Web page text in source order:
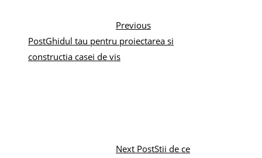
Previous
PostGhidul tau pentru proiectarea si
constructia casei de vis
Next PostStii de ce